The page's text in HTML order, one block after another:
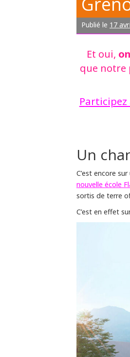
Publié le 17
Et oui,
que notre
Participez
Un
C’est encore
nouvelle école
sortis de terre
C’est en effet